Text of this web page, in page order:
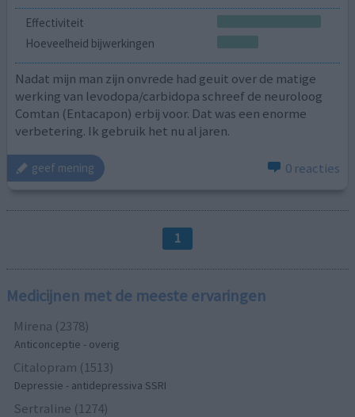
Effectiviteit
Hoeveelheid bijwerkingen
Nadat mijn man zijn onvrede had geuit over de matige
werking van levodopa/carbidopa schreef de neuroloog
Comtan (Entacapon) erbij voor. Dat was een enorme
verbetering. Ik gebruik het nu al jaren.
geef mening 0 reacties
1
Medicijnen met de meeste ervaringen
Mirena (2378)
Anticonceptie - overig
Citalopram (1513)
Depressie - antidepressiva SSRI
Sertraline (1274)